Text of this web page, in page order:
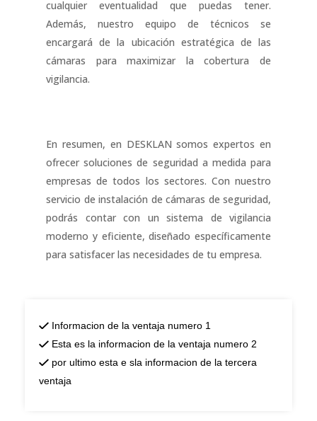
cualquier eventualidad que puedas tener.
Además, nuestro equipo de técnicos se
encargará de la ubicación estratégica de las
cámaras para maximizar la cobertura de
vigilancia.
En resumen, en DESKLAN somos expertos en
ofrecer soluciones de seguridad a medida para
empresas de todos los sectores. Con nuestro
servicio de instalación de cámaras de seguridad,
podrás contar con un sistema de vigilancia
moderno y eficiente, diseñado específicamente
para satisfacer las necesidades de tu empresa.
Informacion de la ventaja numero 1
Esta es la informacion de la ventaja numero 2
por ultimo esta e sla informacion de la tercera
ventaja